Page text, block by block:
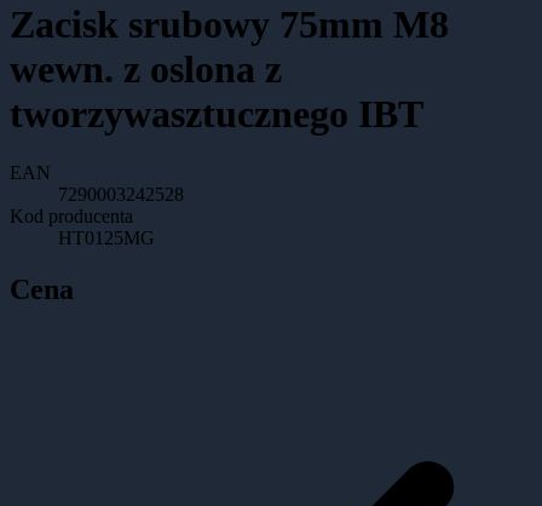
Zacisk srubowy 75mm M8
wewn. z oslona z
tworzywasztucznego IBT
EAN
7290003242528
Kod producenta
HT0125MG
Cena